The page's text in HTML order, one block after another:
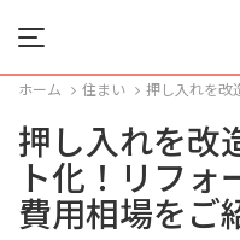
Menu
ホーム 住まい 押し入れを改
押し入れを改
ト化！リフォ
費用相場をご